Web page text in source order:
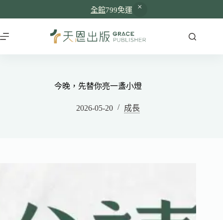
全館799免運
今晚，先替你亮一盞小燈
2026-05-20 成長